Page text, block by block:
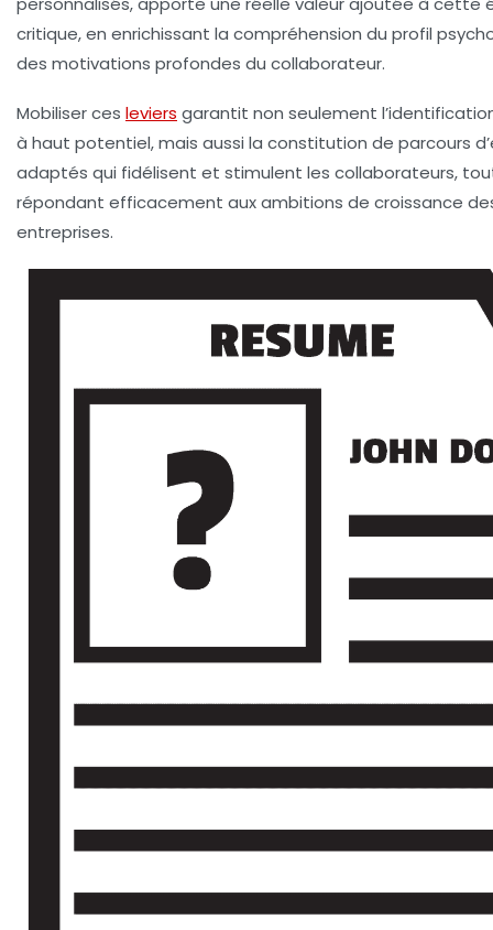
critique, en enrichissant la compréhension du profil
des motivations profondes du collaborateur.
Mobiliser ces leviers garantit non seulement
à haut potentiel, mais aussi la constitution de parcours
adaptés qui fidélisent et stimulent les collaborateurs,
répondant efficacement aux ambitions de croissance
entreprises.